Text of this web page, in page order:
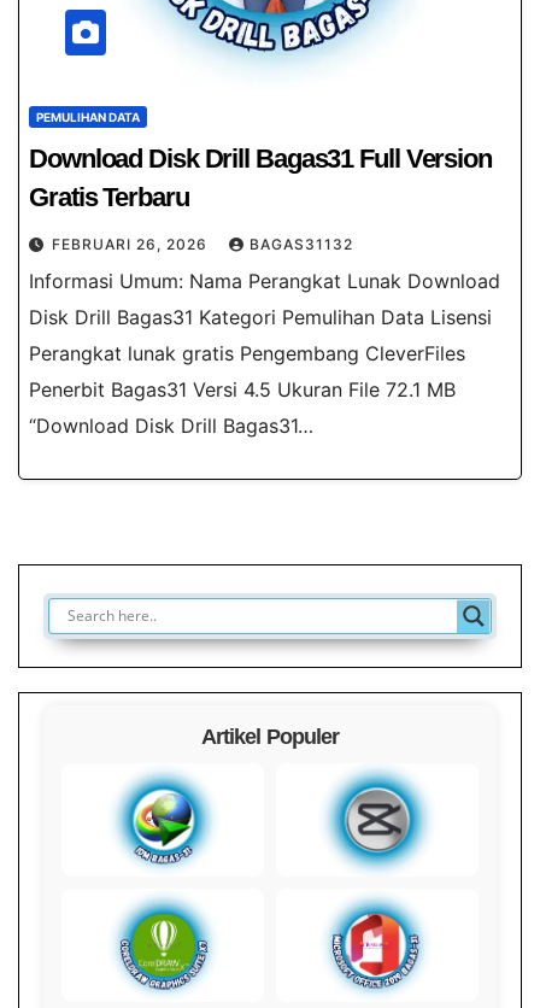
PEMULIHAN DATA
Download Disk Drill Bagas31​ Full Version
Gratis Terbaru
FEBRUARI 26, 2026 BAGAS31132
Informasi Umum: Nama Perangkat Lunak Download
Disk Drill Bagas31​ Kategori Pemulihan Data Lisensi
Perangkat lunak gratis Pengembang CleverFiles
Penerbit Bagas31 Versi 4.5 Ukuran File 72.1 MB
“Download Disk Drill Bagas31…
Artikel Populer